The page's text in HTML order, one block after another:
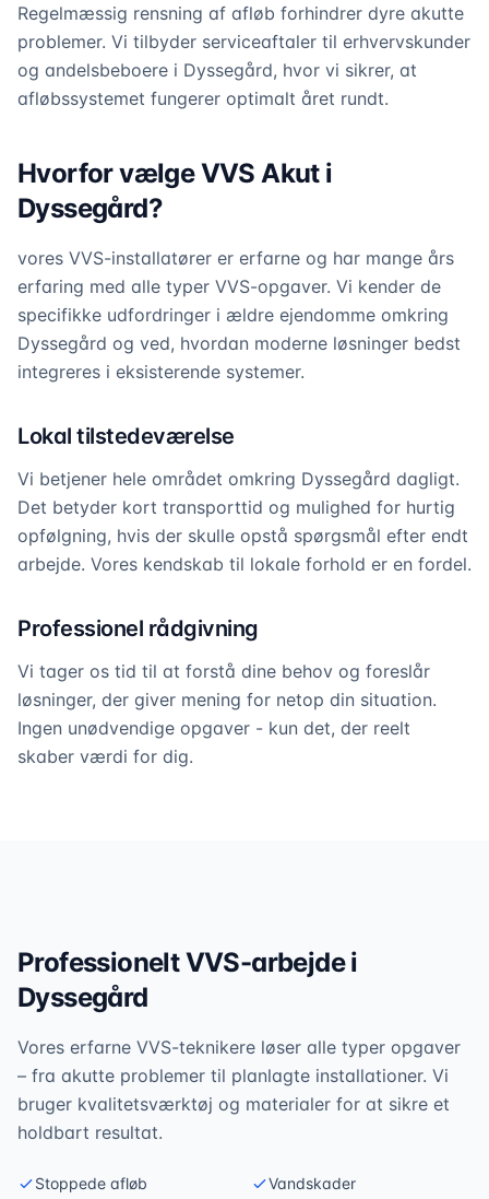
Regelmæssig rensning af afløb forhindrer dyre akutte
problemer. Vi tilbyder serviceaftaler til erhvervskunder
og andelsbeboere i Dyssegård, hvor vi sikrer, at
afløbssystemet fungerer optimalt året rundt.
Hvorfor vælge VVS Akut i
Dyssegård?
vores VVS-installatører er erfarne og har mange års
erfaring med alle typer VVS-opgaver. Vi kender de
specifikke udfordringer i ældre ejendomme omkring
Dyssegård og ved, hvordan moderne løsninger bedst
integreres i eksisterende systemer.
Lokal tilstedeværelse
Vi betjener hele området omkring Dyssegård dagligt.
Det betyder kort transporttid og mulighed for hurtig
opfølgning, hvis der skulle opstå spørgsmål efter endt
arbejde. Vores kendskab til lokale forhold er en fordel.
Professionel rådgivning
Vi tager os tid til at forstå dine behov og foreslår
løsninger, der giver mening for netop din situation.
Ingen unødvendige opgaver - kun det, der reelt
skaber værdi for dig.
Professionelt VVS-arbejde i
Dyssegård
Vores erfarne VVS-teknikere løser alle typer opgaver
– fra akutte problemer til planlagte installationer. Vi
bruger kvalitetsværktøj og materialer for at sikre et
holdbart resultat.
Stoppede afløb Vandskader